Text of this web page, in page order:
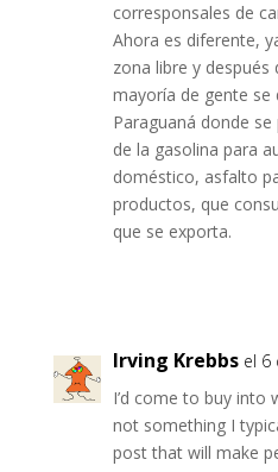
corresponsales de
Ahora es diferente,
zona libre y
mayoría de gente se
Paraguaná donde
de la gasolina para
doméstico, asfalto
productos, que
que se exporta.
Irving Krebbs el 6
I’d come to buy into
not something I
post that will make